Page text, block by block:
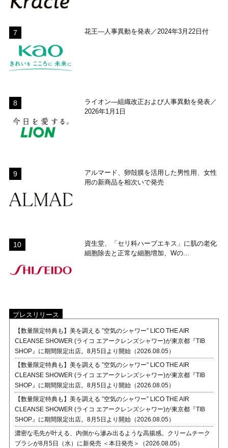
花王―人事異動を発表／2024年3月22日付
ライオン―組織改正および人事異動を発表／
2026年1月1日
アルマード、卵殻膜を活用した男性用、女性
用の新商品を相次いで発売
資生堂、「セリ科ハーブエキス」に肌の老化
細胞除去と正常な細胞増加、Wの...
プレスリリース
【数量限定特典も】美を調える ”空気のシャワー” LICO THE AIR
CLEANSE SHOWER (ライコ エアークレンズシャワー)が東京都『TIB
SHOP』に期間限定出店。8月5日より開始（2026.08.05）
【数量限定特典も】美を調える ”空気のシャワー” LICO THE AIR
CLEANSE SHOWER (ライコ エアークレンズシャワー)が東京都『TIB
SHOP』に期間限定出店。8月5日より開始（2026.08.05）
【数量限定特典も】美を調える ”空気のシャワー” LICO THE AIR
CLEANSE SHOWER (ライコ エアークレンズシャワー)が東京都『TIB
SHOP』に期間限定出店。8月5日より開始（2026.08.05）
濃密な毛先が叶える、内側から滲み出るような高揚感。クリームチーク
ブラシが8月5日（水）に新発売 ＜本日発売＞（2026.08.05）